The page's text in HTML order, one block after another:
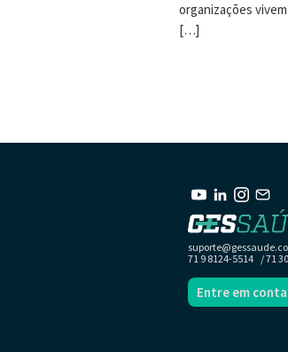
organizações
[…]
71 9 8124-5514 / 71
Entre em